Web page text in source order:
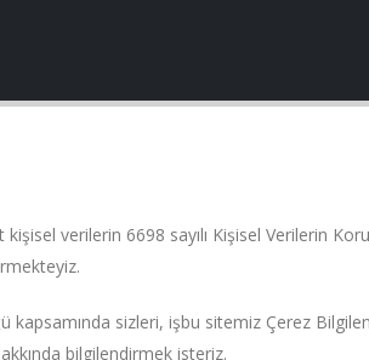
kişisel verilerin 6698 sayılı Kişisel Verilerin
kapsamında sizleri, işbu sitemiz Çerez
bilgilendirmek isteriz.